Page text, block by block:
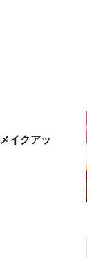
イクアッ